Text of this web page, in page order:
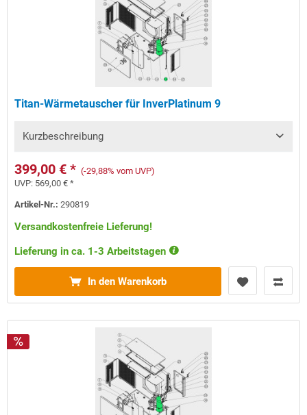
Titan-Wärmetauscher für InverPlatinum 9
Kurzbeschreibung
399,00 € * (-29,88% vom UVP)
UVP: 569,00 € *
Artikel-Nr.:290819
Versandkostenfreie Lieferung!
Lieferung in ca. 1-3 Arbeitstagen
In den Warenkorb